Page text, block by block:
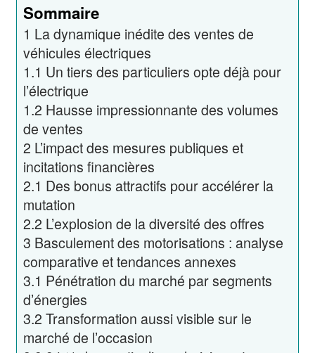
Sommaire
1 La dynamique inédite des ventes de
véhicules électriques
1.1 Un tiers des particuliers opte déjà pour
l’électrique
1.2 Hausse impressionnante des volumes
de ventes
2 L’impact des mesures publiques et
incitations financières
2.1 Des bonus attractifs pour accélérer la
mutation
2.2 L’explosion de la diversité des offres
3 Basculement des motorisations : analyse
comparative et tendances annexes
3.1 Pénétration du marché par segments
d’énergies
3.2 Transformation aussi visible sur le
marché de l’occasion